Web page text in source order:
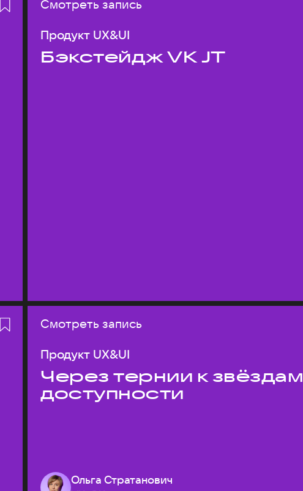
Смотреть запись
Продукт UX&UI
Бэкстейдж VK JT
Смотреть запись
Продукт UX&UI
Через тернии к звёздам
доступности
Ольга Стратанович